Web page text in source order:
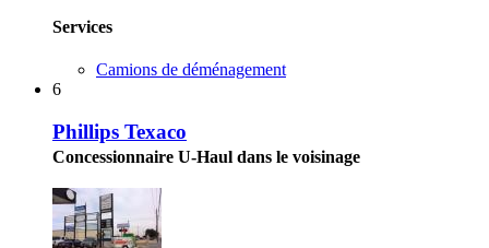
Services
Camions de déménagement
6
Phillips Texaco
Concessionnaire U-Haul dans le voisinage